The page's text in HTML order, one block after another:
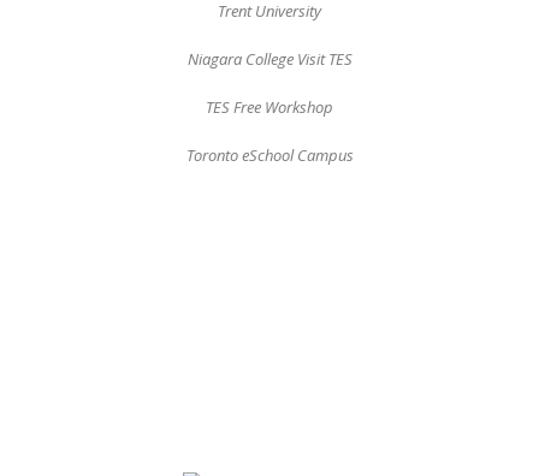
Trent University
Niagara College Visit TES
TES Free Workshop
Toronto eSchool Campus